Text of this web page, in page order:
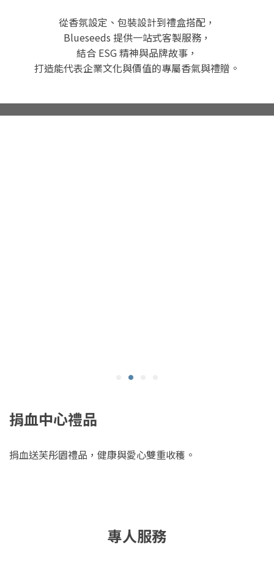
從香氛設定、包裝設計到禮盒搭配，
Blueseeds 提供一站式客製服務，
結合 ESG 精神與品牌故事，
打造能代表企業文化與價值的專屬香氣與禮贈。
客製外觀 LOGO 貼
禮盒客製搭配
捐血中心禮品
捐血送芙彤園禮品，健康與愛心雙重收穫。
專人服務